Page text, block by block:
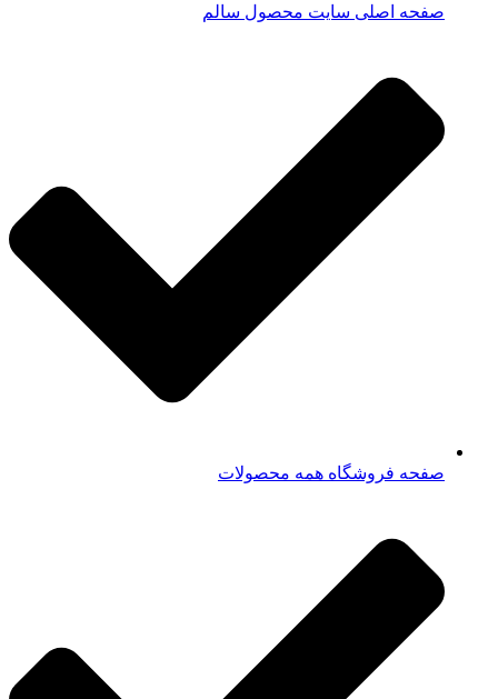
صفحه اصلی سایت محصول سالم
صفحه فروشگاه همه محصولات​